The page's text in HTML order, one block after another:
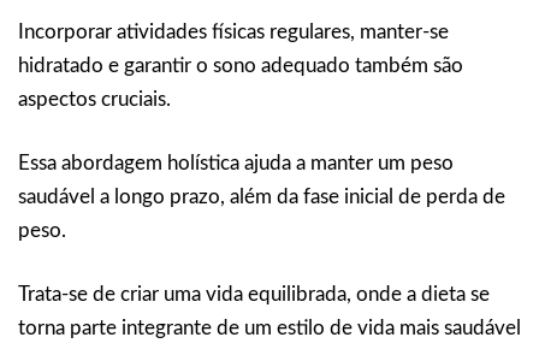
Incorporar atividades físicas regulares, manter-se
hidratado e garantir o sono adequado também são
aspectos cruciais.
Essa abordagem holística ajuda a manter um peso
saudável a longo prazo, além da fase inicial de perda de
peso.
Trata-se de criar uma vida equilibrada, onde a dieta se
torna parte integrante de um estilo de vida mais saudável